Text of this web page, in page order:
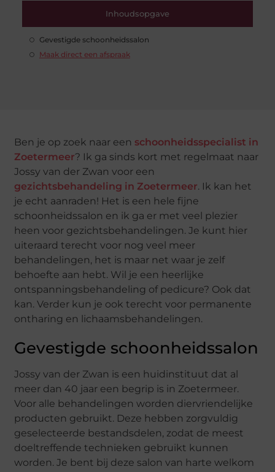
Inhoudsopgave
Gevestigde schoonheidssalon
Maak direct een afspraak
Ben je op zoek naar een schoonheidsspecialist in
Zoetermeer? Ik ga sinds kort met regelmaat naar
Jossy van der Zwan voor een
gezichtsbehandeling in Zoetermeer. Ik kan het
je echt aanraden! Het is een hele fijne
schoonheidssalon en ik ga er met veel plezier
heen voor gezichtsbehandelingen. Je kunt hier
uiteraard terecht voor nog veel meer
behandelingen, het is maar net waar je zelf
behoefte aan hebt. Wil je een heerlijke
ontspanningsbehandeling of pedicure? Ook dat
kan. Verder kun je ook terecht voor permanente
ontharing en lichaamsbehandelingen.
Gevestigde schoonheidssalon
Jossy van der Zwan is een huidinstituut dat al
meer dan 40 jaar een begrip is in Zoetermeer.
Voor alle behandelingen worden diervriendelijke
producten gebruikt. Deze hebben zorgvuldig
geselecteerde bestandsdelen, zodat de meest
doeltreffende technieken gebruikt kunnen
worden. Je bent bij deze salon van harte welkom